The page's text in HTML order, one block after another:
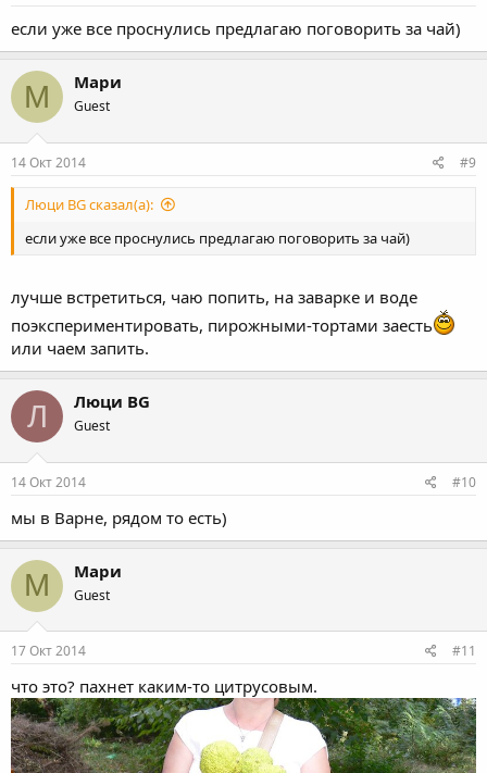
если уже все проснулись предлагаю поговорить за чай)
М Мари
Guest
14 Окт 2014 #9
Люци BG сказал(а):
если уже все проснулись предлагаю поговорить за чай)
лучше встретиться, чаю попить, на заварке и воде
поэкспериментировать, пирожными-тортами заесть
или чаем запить.
Л Люци BG
Guest
14 Окт 2014 #10
мы в Варне, рядом то есть)
М Мари
Guest
17 Окт 2014 #11
что это? пахнет каким-то цитрусовым.